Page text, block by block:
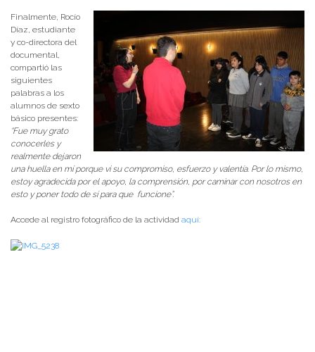
Finalmente, Rocío
Díaz, estudiante
y co-directora del
documental,
compartió las
siguientes
palabras a los
alumnos de sexto
básico presentes:
“Fue muy grato
conocerles y
realmente dejaron
una huella en mí porque vi su compromiso, esfuerzo y valentía. Por lo mismo,
estoy agradecida por el apoyo, la comprensión, por caminar con nosotros en
esto y poner todo de sí para que funcione”.
Accede al registro fotográfico de la actividad aquí: